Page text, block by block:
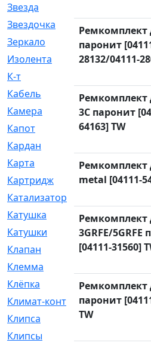
Звезда
Звездочка
Зеркало
[369]
Изолента
[1]
К-т
Кабель
[50]
Камера
[4]
Капот
[144]
Кардан
Карта
[2]
Картридж
[250]
Катализатор
Катушка
[2]
Катушки
[291]
Клапан
[375]
Клемма
Клёпка
[2]
Климат-контроль
[3]
Клипса
Клипсы
Ремкомплект
паронит
28132/04111-
Ремкомплект
3C паронит
64163] TW
Ремкомплект
metal [04111-
Ремкомплект
3GRFE/5GRFE
[04111-31560]
Ремкомплект
паронит
TW